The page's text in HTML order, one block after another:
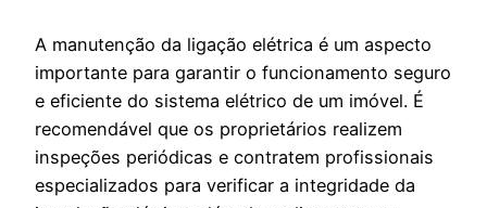
A manutenção da ligação elétrica é um aspecto
importante para garantir o funcionamento seguro
e eficiente do sistema elétrico de um imóvel. É
recomendável que os proprietários realizem
inspeções periódicas e contratem profissionais
especializados para verificar a integridade da